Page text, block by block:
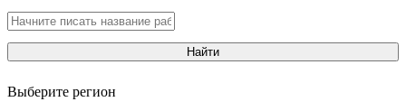
Найти
Выберите регион